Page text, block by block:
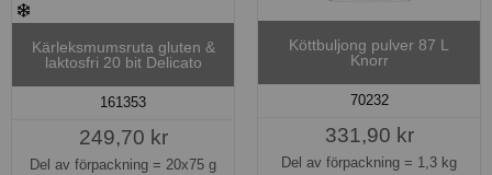
Kärleksmumsruta gluten &
laktosfri 20 bit Delicato
161353
249,70 kr
Del av förpackning = 20x75 g
Köttbuljong pulver 87 L
Knorr
70232
331,90 kr
Del av förpackning = 1,3 kg